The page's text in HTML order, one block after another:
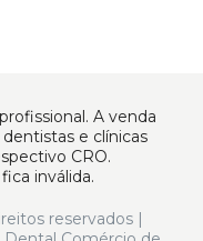
A venda
e clínicas
CRO.
inválida.
reservados |